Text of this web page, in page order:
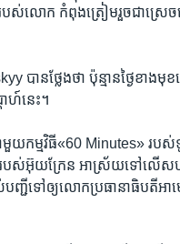
ស់​លោក​ កំពុងត្រៀមរួច​ជា​ស្រេច​
បាន​ថ្លែង​ថា ប៉ុន្មាន​ថ្ងៃ​ខាង​មុ
ហ៍​នេះ។
កម្មវិធី​«60 Minutes» របស់​
របស់អ៊ុយក្រែន អាស្រ័យទៅ​លើសហរ
បញ្ជី​ទៅ​ឲ្យ​លោក​ប្រធានាធិបតី​អ